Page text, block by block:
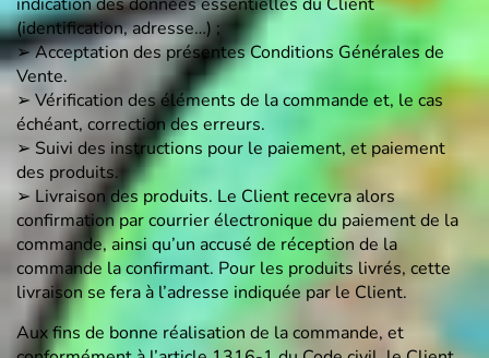
(identification, adresse…) ;
➢ Acceptation des présentes Conditions Générales de
Vente.
➢ Vérification des éléments de la commande et, le cas
échéant, correction des erreurs.
➢ Suivi des instructions pour le paiement, et paiement
des produits.
➢ Livraison des produits. Le Client recevra alors
confirmation par courrier électronique du paiement de la
commande, ainsi qu’un accusé de réception de la
commande la confirmant. Pour les produits livrés, cette
livraison se fera à l’adresse indiquée par le Client.
Aux fins de bonne réalisation de la commande, et